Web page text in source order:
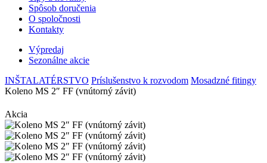
Spôsob doručenia
O spoločnosti
Kontakty
Výpredaj
Sezonálne akcie
INŠTALATÉRSTVO Príslušenstvo k rozvodom Mosadzné fitingy
Koleno MS 2″ FF (vnútorný závit)
Akcia